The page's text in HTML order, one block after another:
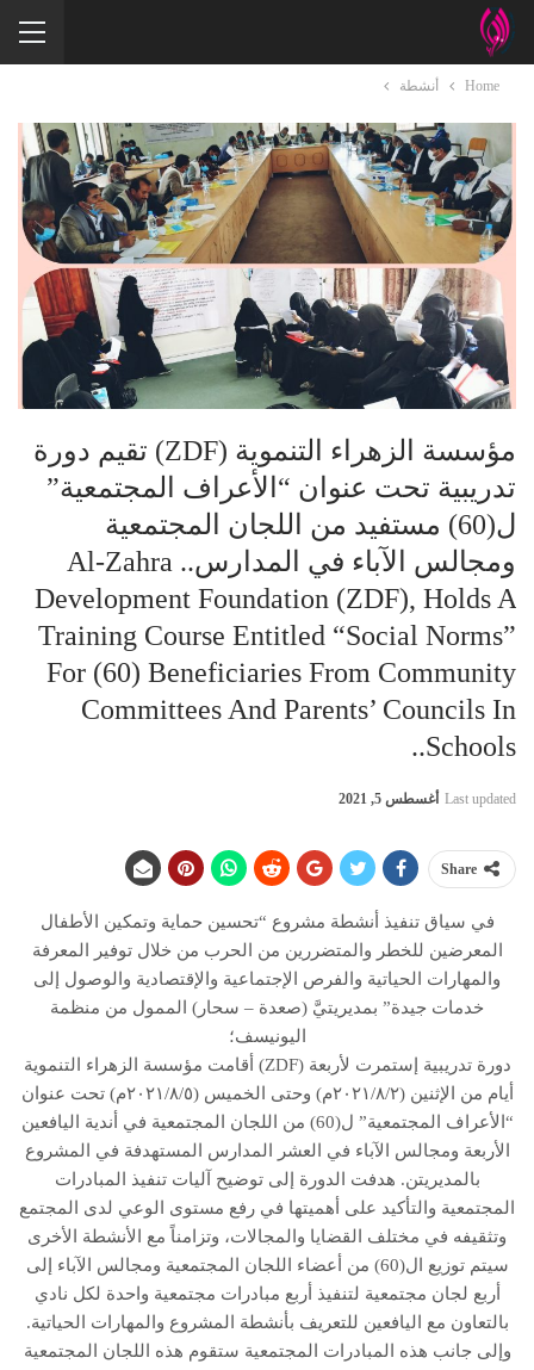
Home أنشطة
مؤسسة الزهراء التنموية (ZDF) تقيم دورة
تدريبية تحت عنوان “الأعراف المجتمعية”
ل(60) مستفيد من اللجان المجتمعية
ومجالس الآباء في المدارس.. Al-Zahra
Development Foundation (ZDF), Holds A
Training Course Entitled “Social Norms”
For (60) Beneficiaries From Community
Committees And Parents’ Councils In
Schools..
Last updated أغسطس 5, 2021
Share
في سياق تنفيذ أنشطة مشروع “تحسين حماية وتمكين الأطفال
المعرضين للخطر والمتضررين من الحرب من خلال توفير المعرفة
والمهارات الحياتية والفرص الإجتماعية والإقتصادية والوصول إلى
خدمات جيدة” بمديريتيَّ (صعدة – سحار) الممول من منظمة
اليونيسف؛
أقامت مؤسسة الزهراء التنموية (ZDF) دورة تدريبية إستمرت لأربعة
أيام من الإثنين (٢٠٢١/٨/٢م) وحتى الخميس (٢٠٢١/٨/٥م) تحت عنوان
“الأعراف المجتمعية” ل(60) من اللجان المجتمعية في أندية اليافعين
الأربعة ومجالس الآباء في العشر المدارس المستهدفة في المشروع
بالمديريتن. هدفت الدورة إلى توضيح آليات تنفيذ المبادرات
المجتمعية والتأكيد على أهميتها في رفع مستوى الوعي لدى المجتمع
وتثقيفه في مختلف القضايا والمجالات، وتزامناً مع الأنشطة الأخرى
سيتم توزيع ال(60) من أعضاء اللجان المجتمعية ومجالس الآباء إلى
أربع لجان مجتمعية لتنفيذ أربع مبادرات مجتمعية واحدة لكل نادي
بالتعاون مع اليافعين للتعريف بأنشطة المشروع والمهارات الحياتية.
وإلى جانب هذه المبادرات المجتمعية ستقوم هذه اللجان المجتمعية